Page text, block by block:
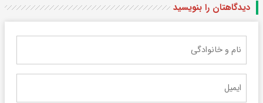
دیدگاهتان را بنویسید